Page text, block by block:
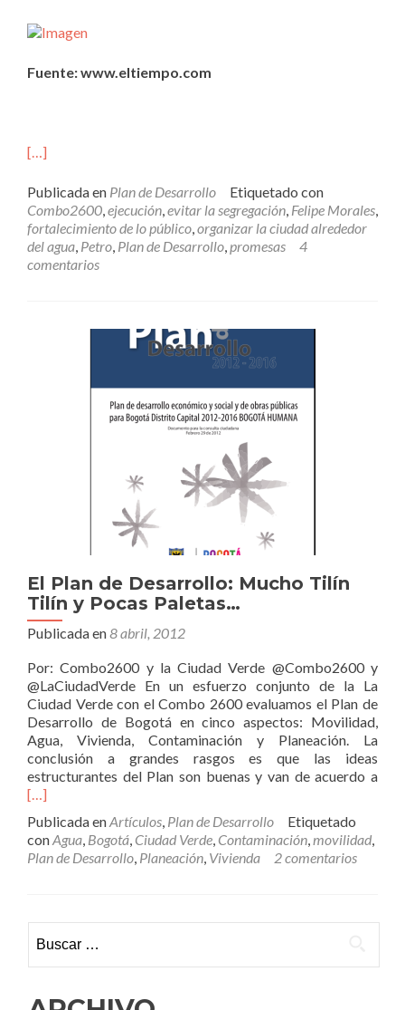
Fuente: www.eltiempo.com
[…]
Publicada en Plan de Desarrollo
Etiquetado con
Combo2600,ejecución,evitar la segregación, Felipe Morales,
fortalecimiento de lo público,organizar la ciudad alrededor
del agua, Petro, Plan de Desarrollo,promesas
4
comentarios
El Plan de Desarrollo: Mucho Tilín
Tilín y Pocas Paletas…
Publicada en8 abril, 2012
Por: Combo2600 y la Ciudad Verde @Combo2600 y
@LaCiudadVerde En un esfuerzo conjunto de la La
Ciudad Verde con el Combo 2600 evaluamos el Plan de
Desarrollo de Bogotá en cinco aspectos: Movilidad,
Agua, Vivienda, Contaminación y Planeación. La
conclusión a grandes rasgos es que las ideas
estructurantes del Plan son buenas y van de acuerdo aLeer
y
[…]
Publicada enArtículos, Plan de Desarrollo
Etiquetado
conAgua, Bogotá, Ciudad Verde, Contaminación,movilidad,
Plan de Desarrollo, Planeación, Vivienda 2 comentarios